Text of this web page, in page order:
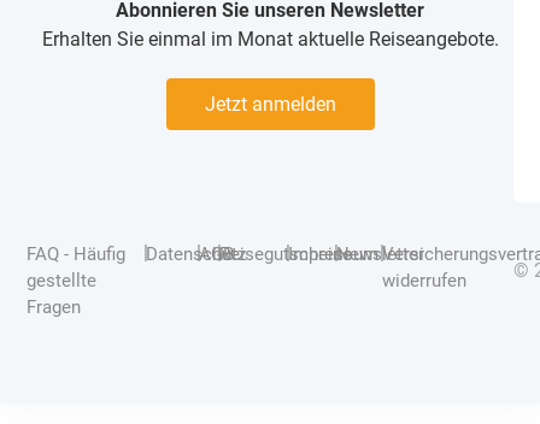
Abonnieren Sie unseren Newsletter
Erhalten Sie einmal im Monat aktuelle Reiseangebote.
Jetzt anmelden
FAQ - Häufig
gestellte
Fragen
|Datenschutz
|AGB
|Reisegutscheine
|Impressum
|Newsletter
|
widerrufen
©